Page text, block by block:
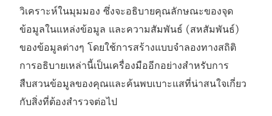
วิเคราะห์ในมุมมอง ซึ่งจะอธิบายคุณลักษณะของจุด
ข้อมูลในแหล่งข้อมูล และความสัมพันธ์ (สหสัมพันธ์)
ของข้อมูลต่างๆ โดยใช้การสร้างแบบจำลองทางสถิติ
การอธิบายเหล่านี้เป็นเครื่องมืออีกอย่างสำหรับการ
สืบสวนข้อมูลของคุณและค้นพบเบาะแสที่น่าสนใจเกี่ยว
กับสิ่งที่ต้องสำรวจต่อไป